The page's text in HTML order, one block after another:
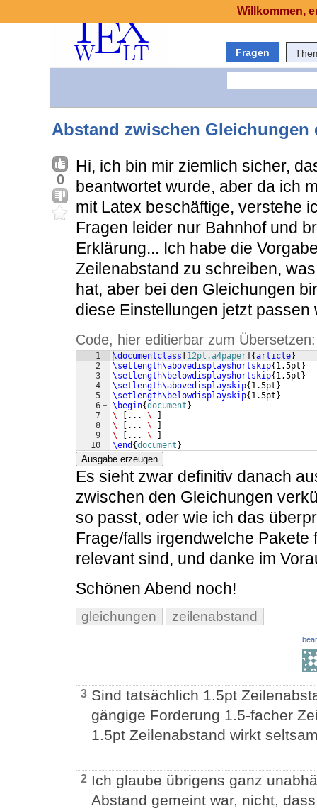
Fragen
Abstand zwischen Gleichungen
0
Hi, ich bin mir ziemlich sicher,
beantwortet wurde, aber da ich
mit Latex beschäftige, verstehe
Fragen leider nur Bahnhof und
Erklärung... Ich habe die
Zeilenabstand zu schreiben,
hat, aber bei den Gleichungen
diese Einstellungen jetzt passen
Code, hier editierbar zum Übersetzen:
1
2
3
4
5
6
7
8
9
10
\documentclass 12pt,a4paper {article}
\setlength\abovedisplayshortskip{ 1.5pt }
\setlength\belowdisplayshortskip{ 1.5pt }
\setlength\abovedisplayskip{ 1.5pt }
\setlength\belowdisplayskip{ 1.5pt }
\begin{document }
\
... \
\
... \
\
... \
\end {document }
Ausgabe erzeugen
Es sieht zwar definitiv danach
zwischen den Gleichungen
so passt, oder wie ich das
Frage/falls irgendwelche
relevant sind, und danke im
Schönen Abend noch!
gleichungen zeilenabstand
3 Sind tatsächlich 1.5pt
gängige Forderung 1.5-facher
1.5pt Zeilenabstand wirkt
2 Ich glaube übrigens ganz
Abstand gemeint war, nicht,
Willkommen,